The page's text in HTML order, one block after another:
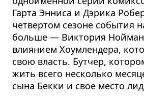
Гарта Энниса и Дэрика
четвертом сезоне события
больше — Виктория Нойман
влиянием Хоумлендера,
свою власть. Бутчер,
жить всего несколько
сына Бекки и свое место